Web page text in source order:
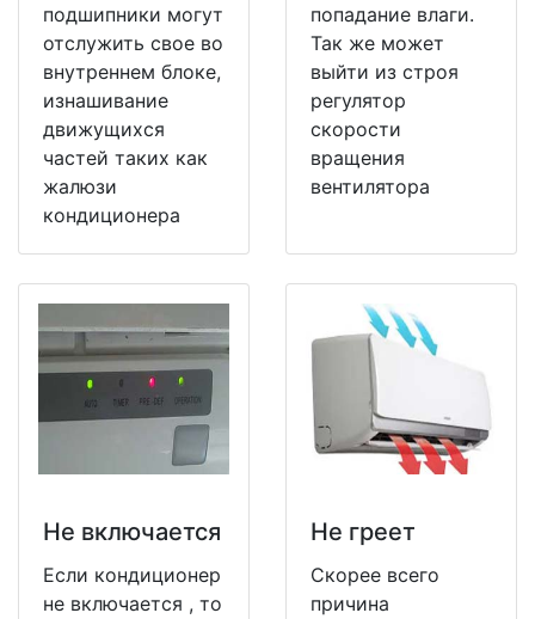
подшипники могут
отслужить свое во
внутреннем блоке,
изнашивание
движущихся
частей таких как
жалюзи
кондиционера
попадание влаги.
Так же может
выйти из строя
регулятор
скорости
вращения
вентилятора
Не включается
Если кондиционер
не включается , то
Не греет
Скорее всего
причина